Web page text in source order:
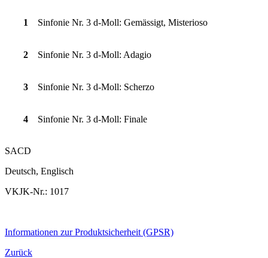
1 Sinfonie Nr. 3 d-Moll: Gemässigt, Misterioso
2 Sinfonie Nr. 3 d-Moll: Adagio
3 Sinfonie Nr. 3 d-Moll: Scherzo
4 Sinfonie Nr. 3 d-Moll: Finale
SACD
Deutsch, Englisch
VKJK-Nr.: 1017
Informationen zur Produktsicherheit (GPSR)
Zurück